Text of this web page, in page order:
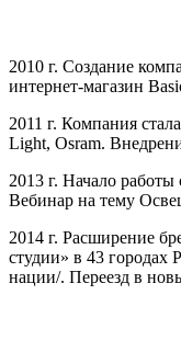
2010 г. Создание
интернет-магазин
2011 г. Компания
Light, Osram.
2013 г. Начало
Вебинар на тему
2014 г. Расширение
студии» в 43 городах
нации/. Переезд в